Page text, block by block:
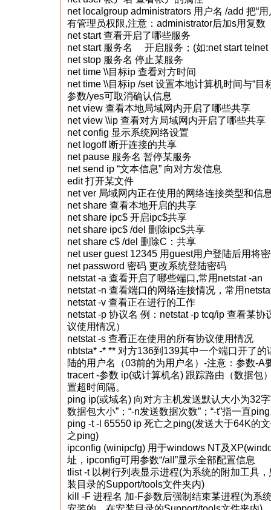
net localgroup administrators 用户名 /add 把“
有管理员权限,注意：administrator后加s用复数
net start 查看开启了哪些服务
net start 服务名 开启服务；(如:net start telnet
net stop 服务名 停止某服务
net time \\目标ip 查看对方时间
net time \\目标ip /set 设置本地计算机时间与“目
参数/yes可取消确认信息
net view 查看本地局域网内开启了哪些共享
net view \\ip 查看对方局域网内开启了哪些共享
net config 显示系统网络设置
net logoff 断开连接的共享
net pause 服务名 暂停某服务
net send ip “文本信息” 向对方发信息
edit 打开某文件
net ver 局域网内正在使用的网络连接类型和信
net share 查看本地开启的共享
net share ipc$ 开启ipc$共享
net share ipc$ /del 删除ipc$共享
net share c$ /del 删除C：共享
net user guest 12345 用guest用户登陆后用将
net password 密码 更改系统登陆密码
netstat -a 查看开启了哪些端口,常用netstat -an
netstat -n 查看端口的网络连接情况，常用
netstat -v 查看正在进行的工作
netstat -p 协议名 例：netstat -p tcq/ip 查看某
议使用情况）
netstat -s 查看正在使用的所有协议使用情况
nbtsta* -* ** 对方136到139其中一个端口开了
陆的用户名（03前的为用户名）-注意：参数-A
tracert -参数 ip(或计算机名) 跟踪路由（数据包
置超时间隔。
ping ip(或域名) 向对方主机发送默认大小为32
数据包大小”；“-n发送数据次数”；“-t”指一直
ping -t -l 65550 ip 死亡之ping(发送大于64K的
之ping)
ipconfig (winipcfg) 用于windows NT及
址，ipconfig可用参数“/all”显示全部配置信息
tlist -t 以树行列表显示进程(为系统的附加工具
装目录的Support/tools文件夹内)
kill -F 进程名 加-F参数后强制结束某进程(为系